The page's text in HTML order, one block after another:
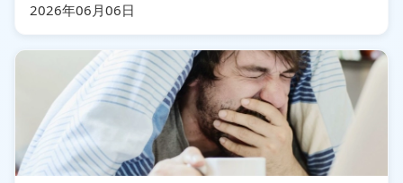
2026年06月06日